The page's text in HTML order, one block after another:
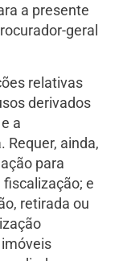
a presente
geral
relativas
derivados
a
Requer, ainda,
para
e
retirada ou